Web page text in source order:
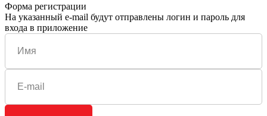
Форма регистрации
На указанный e-mail будут отправлены логин и пароль для
входа в приложение